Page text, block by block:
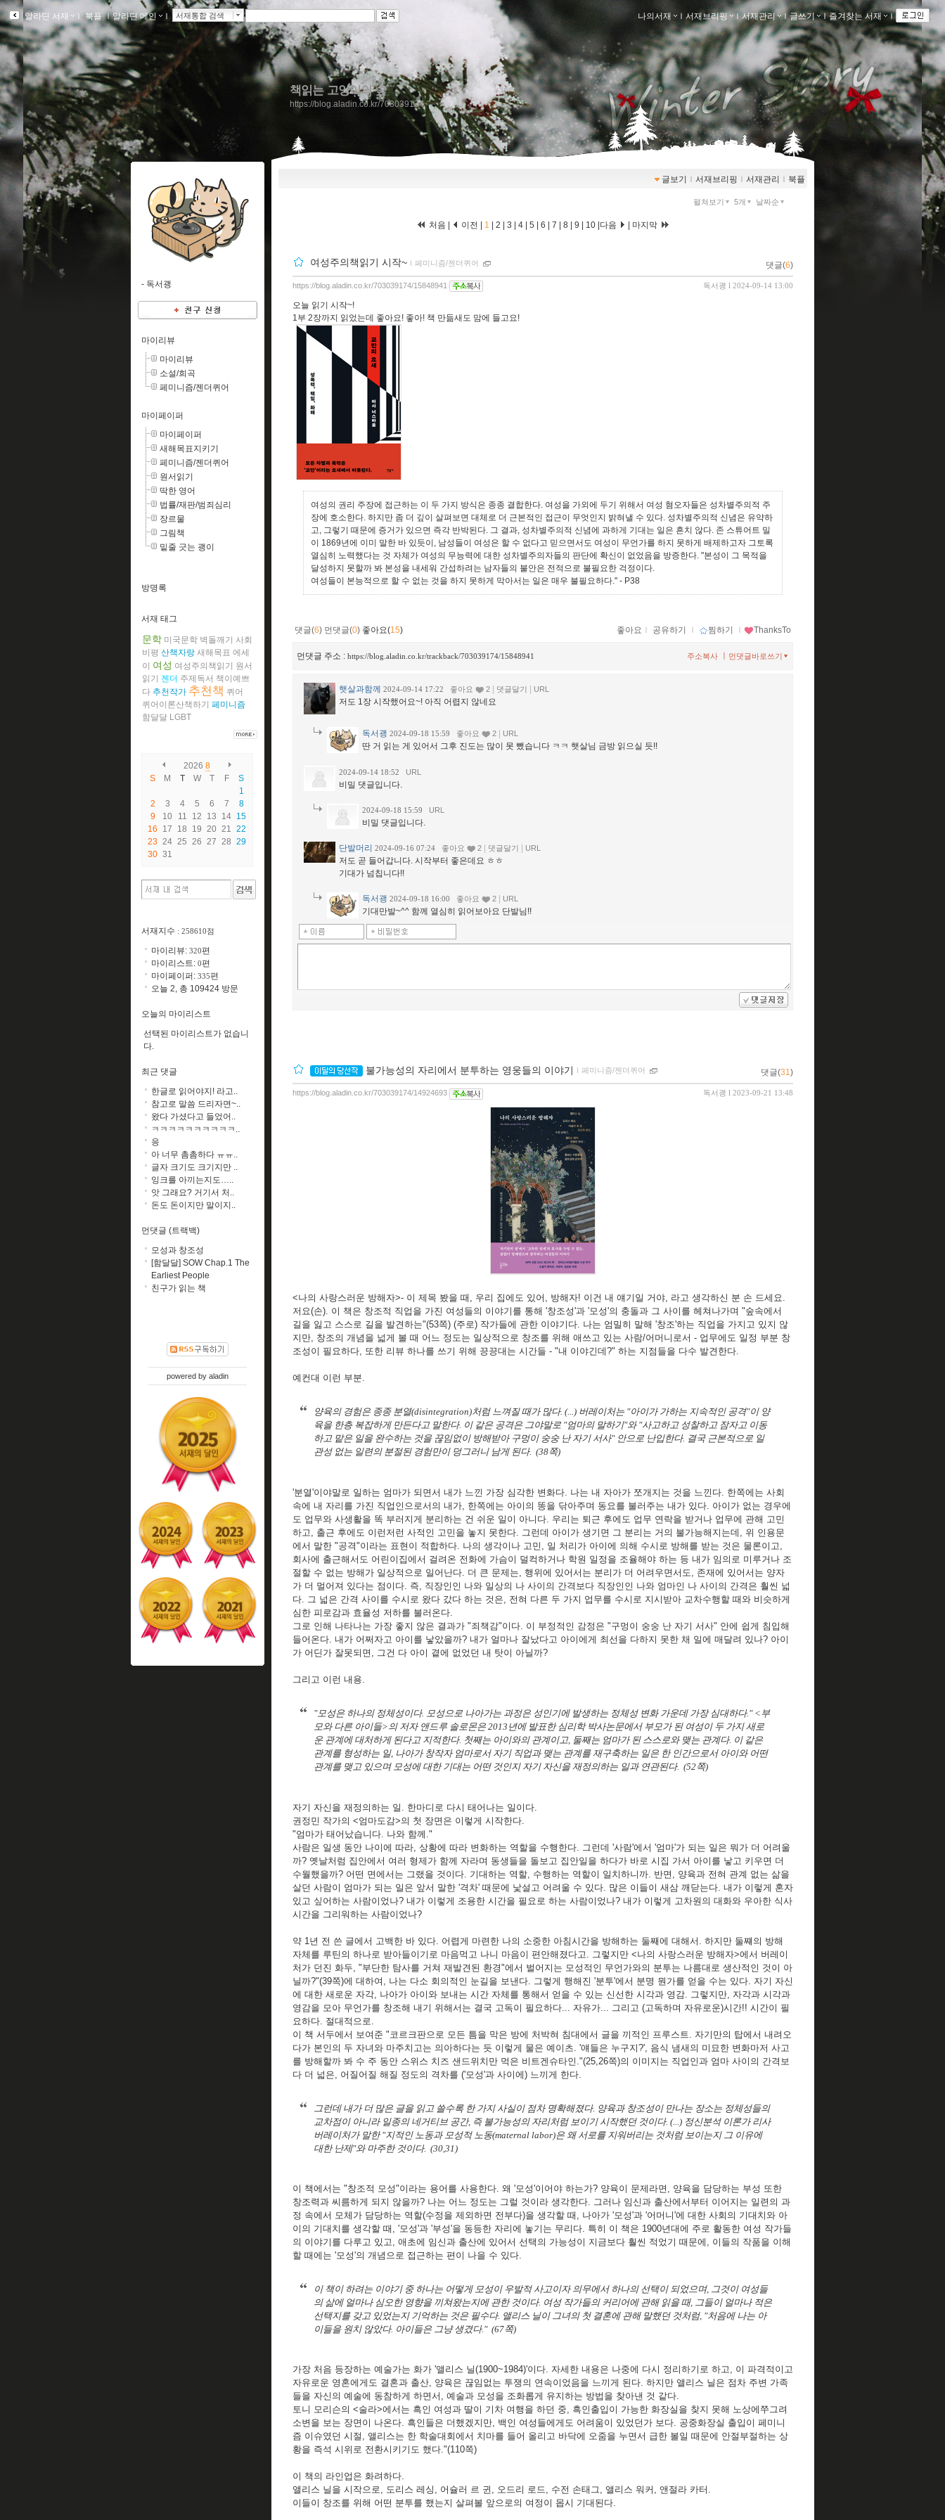
알라딘 서재 ｌ북플ｌ알라딘 메인 ｌ 서재통합 검색 나의서재 ｌ 서재브리핑 ｌ 서재관리 ｌ글쓰기 ｌ즐겨찾는 서재 ｌ
책읽는 고양이의 숲
https://blog.aladin.co.kr/703039174
글보기 ｌ 서재브리핑 ｌ 서재관리 ｌ 북플
펼쳐보기 5개 날짜순
처음 | 이전 | 1 2 3 4 5 6 7 8 9 10 다음 마지막
여성주의책읽기 시작~ ｌ 페미니즘/젠더퀴어 댓글(6)
독서괭 l 2024-09-14 13:00
https://blog.aladin.co.kr/703039174/15848941
오늘 읽기 시작~!
1부 2장까지 읽었는데 좋아요! 좋아! 책 만듦새도 맘에 들고요!
여성의 권리 주장에 접근하는 이 두 가지 방식은 종종 결합한다. 여성을 가외에 두기 위해서 여성 혐오자들은 성차별주의적 주
장에 호소한다. 하지만 좀 더 깊이 살펴보면 대체로 더 근본적인 접근이 무엇인지 밝혀낼 수 있다. 성차별주의적 신념은 유약하
고, 그렇기 때문에 증거가 있으면 즉각 반박된다. 그 결과, 성차별주의적 신념에 과하게 기대는 일은 흔치 않다. 존 스튜어트 밀
이 1869년에 이미 말한 바 있듯이, 남성들이 여성은 할 수 없다고 믿으면서도 여성이 무언가를 하지 못하게 배제하고자 그토록
열심히 노력했다는 것 자체가 여성의 무능력에 대한 성차별주의자들의 판단에 확신이 없었음을 방증한다. "본성이 그 목적을
달성하지 못할까 봐 본성을 내세워 간섭하려는 남자들의 불안은 전적으로 불필요한 걱정이다.
여성들이 본능적으로 할 수 없는 것을 하지 못하게 막아서는 일은 매우 불필요하다." - P38
댓글(6) 먼댓글(0) 좋아요(15) 좋아요 ｌ 공유하기 ｌ 찜하기 ｌ ThanksTo
먼댓글 주소 : https://blog.aladin.co.kr/trackback/703039174/15848941 먼댓글바로쓰기
주소복사
햇살과함께 2024-09-14 17:22 좋아요 2 댓글달기 URL
저도 1장 시작했어요~! 아직 어렵지 않네요
독서괭 2024-09-18 15:59 좋아요 2 URL
딴 거 읽는 게 있어서 그후 진도는 많이 못 뺐습니다 ㅋㅋ 햇살님 금방 읽으실 듯!!
2024-09-14 18:52 URL
비밀 댓글입니다.
2024-09-18 15:59 URL
비밀 댓글입니다.
단발머리 2024-09-16 07:24 좋아요 2 댓글달기 URL
저도 곧 들어갑니다. 시작부터 좋은데요 ㅎㅎ
기대가 넘칩니다!!
독서괭 2024-09-18 16:00 좋아요 2 URL
기대만발~^^ 함께 열심히 읽어보아요 단발님!!
불가능성의 자리에서 분투하는 영웅들의 이야기 ｌ 페미니즘/젠더퀴어 댓글(31)
독서괭 l 2023-09-21 13:48
https://blog.aladin.co.kr/703039174/14924693
<나의 사랑스러운 방해자>- 이 제목 봤을 때, 우리 집에도 있어, 방해자! 이건 내 얘기일 거야, 라고 생각하신 분 손 드세요.
저요(손). 이 책은 창조적 직업을 가진 여성들의 이야기를 통해 '창조성'과 '모성'의 충돌과 그 사이를 헤쳐나가며 "숲속에서
길을 잃고 스스로 길을 발견하는"(53쪽) (주로) 작가들에 관한 이야기다. 나는 엄밀히 말해 '창조'하는 직업을 가지고 있지 않
지만, 창조의 개념을 넓게 볼 때 어느 정도는 일상적으로 창조를 위해 애쓰고 있는 사람/어머니로서 - 업무에도 일정 부분 창
조성이 필요하다, 또한 리뷰 하나를 쓰기 위해 끙끙대는 시간들 - "내 이야긴데?" 하는 지점들을 다수 발견한다.
예컨대 이런 부분.
양육의 경험은 종종 분열(disintegration)처럼 느껴질 때가 많다. (...) 버레이처는 "아이가 가하는 지속적인 공격"이 양
육을 한층 복잡하게 만든다고 말한다. 이 같은 공격은 그야말로 "엄마의 말하기"와 "사고하고 성찰하고 잠자고 이동
하고 맡은 일을 완수하는 것을 끊임없이 방해받아 구멍이 숭숭 난 자기 서사" 안으로 난입한다. 결국 근본적으로 일
관성 없는 일련의 분절된 경험만이 덩그러니 남게 된다. (38쪽)
'분열'이야말로 일하는 엄마가 되면서 내가 느낀 가장 심각한 변화다. 나는 내 자아가 쪼개지는 것을 느낀다. 한쪽에는 사회
속에 내 자리를 가진 직업인으로서의 내가, 한쪽에는 아이의 똥을 닦아주며 동요를 불러주는 내가 있다. 아이가 없는 경우에
도 업무와 사생활을 똑 부러지게 분리하는 건 쉬운 일이 아니다. 우리는 퇴근 후에도 업무 연락을 받거나 업무에 관해 고민
하고, 출근 후에도 이런저런 사적인 고민을 놓지 못한다. 그런데 아이가 생기면 그 분리는 거의 불가능해지는데, 위 인용문
에서 말한 "공격"이라는 표현이 적합하다. 나의 생각이나 고민, 일 처리가 아이에 의해 수시로 방해를 받는 것은 물론이고,
회사에 출근해서도 어린이집에서 걸려온 전화에 가슴이 덜컥하거나 학원 일정을 조율해야 하는 등 내가 임의로 미루거나 조
절할 수 없는 방해가 일상적으로 일어난다. 더 큰 문제는, 행위에 있어서는 분리가 더 어려우면서도, 존재에 있어서는 양자
가 더 멀어져 있다는 점이다. 즉, 직장인인 나와 일상의 나 사이의 간격보다 직장인인 나와 엄마인 나 사이의 간격은 훨씬 넓
다. 그 넓은 간격 사이를 수시로 왔다 갔다 하는 것은, 전혀 다른 두 가지 업무를 수시로 지시받아 교차수행할 때와 비슷하게
심한 피로감과 효율성 저하를 불러온다.
그로 인해 나타나는 가장 좋지 않은 결과가 "죄책감"이다. 이 부정적인 감정은 "구멍이 숭숭 난 자기 서사" 안에 쉽게 침입해
들어온다. 내가 어쩌자고 아이를 낳았을까? 내가 얼마나 잘났다고 아이에게 최선을 다하지 못한 채 일에 매달려 있나? 아이
가 어딘가 잘못되면, 그건 다 아이 곁에 없었던 내 탓이 아닐까?
그리고 이런 내용.
"모성은 하나의 정체성이다. 모성으로 나아가는 과정은 성인기에 발생하는 정체성 변화 가운데 가장 심대하다." <부
모와 다른 아이들>의 저자 앤드루 솔로몬은 2013년에 발표한 심리학 박사논문에서 부모가 된 여성이 두 가지 새로
운 관계에 대처하게 된다고 지적한다. 첫째는 아이와의 관계이고, 둘째는 엄마가 된 스스로와 맺는 관계다. 이 같은
관계를 형성하는 일, 나아가 창작자 엄마로서 자기 직업과 맺는 관계를 재구축하는 일은 한 인간으로서 아이와 어떤
관계를 맺고 있으며 모성에 대한 기대는 어떤 것인지 자기 자신을 재정의하는 일과 연관된다. (52쪽)
자기 자신을 재정의하는 일. 한마디로 다시 태어나는 일이다.
권정민 작가의 <엄마도감>의 첫 장면은 이렇게 시작한다.
"엄마가 태어났습니다. 나와 함께."
사람은 일생 동안 나이에 따라, 상황에 따라 변화하는 역할을 수행한다. 그런데 '사람'에서 '엄마'가 되는 일은 뭐가 더 어려울
까? 옛날처럼 집안에서 여러 형제가 함께 자라며 동생들을 돌보고 집안일을 하다가 바로 시집 가서 아이를 낳고 키우면 더
수월했을까? 어떤 면에서는 그랬을 것이다. 기대하는 역할, 수행하는 역할이 일치하니까. 반면, 양육과 전혀 관계 없는 삶을
살던 사람이 엄마가 되는 일은 앞서 말한 '격차' 때문에 낯설고 어려울 수 있다. 많은 이들이 새삼 깨닫는다. 내가 이렇게 혼자
있고 싶어하는 사람이었나? 내가 이렇게 조용한 시간을 필요로 하는 사람이었나? 내가 이렇게 고차원의 대화와 우아한 식사
시간을 그리워하는 사람이었나?
약 1년 전 쓴 글에서 고백한 바 있다. 어렵게 마련한 나의 소중한 아침시간을 방해하는 둘째에 대해서. 하지만 둘쨰의 방해
자체를 루틴의 하나로 받아들이기로 마음먹고 나니 마음이 편안해졌다고. 그렇지만 <나의 사랑스러운 방해자>에서 버레이
처가 던진 화두, "부단한 탐사를 거쳐 재발견된 환경"에서 벌어지는 모성적인 무언가와의 분투는 나름대로 생산적인 것이 아
닐까?"(39쪽)에 대하여, 나는 다소 회의적인 눈길을 보낸다. 그렇게 행해진 '분투'에서 분명 뭔가를 얻을 수는 있다. 자기 자신
에 대한 새로운 자각, 나아가 아이와 보내는 시간 자체를 통해서 얻을 수 있는 신선한 시각과 영감. 그렇지만, 자각과 시각과
영감을 모아 무언가를 창조해 내기 위해서는 결국 고독이 필요하다... 자유가... 그리고 (고독하며 자유로운)시간!! 시간이 필
요하다. 절대적으로.
이 책 서두에서 보여준 "코르크판으로 모든 틈을 막은 방에 처박혀 침대에서 글을 끼적인 프루스트. 자기만의 탑에서 내려오
다가 본인의 두 자녀와 마주치고는 의아하다는 듯 이렇게 물은 예이츠. '얘들은 누구지?', 음식 냄새의 미묘한 변화마저 사고
를 방해할까 봐 수 주 동안 스위스 치즈 샌드위치만 먹은 비트겐슈타인."(25,26쪽)의 이미지는 직업인과 엄마 사이의 간격보
다 더 넓은, 어질어질 해질 정도의 격차를 ('모성'과 사이에) 느끼게 한다.
그런데 내가 더 많은 글을 읽고 쓸수록 한 가지 사실이 점차 명확해졌다. 양육과 창조성이 만나는 장소는 정체성들의
교차점이 아니라 일종의 네거티브 공간, 즉 불가능성의 자리처럼 보이기 시작했던 것이다. (...) 정신분석 이론가 리사
버레이처가 말한 "지적인 노동과 모성적 노동(maternal labor)은 왜 서로를 지워버리는 것처럼 보이는지 그 이유에
대한 난제"와 마주한 것이다. (30,31)
이 책에서는 "창조적 모성"이라는 용어를 사용한다. 왜 '모성'이어야 하는가? 양육이 문제라면, 양육을 담당하는 부성 또한
창조력과 씨름하게 되지 않을까? 나는 어느 정도는 그럴 것이라 생각한다. 그러나 임신과 출산에서부터 이어지는 일련의 과
정 속에서 모체가 담당하는 역할(수정을 제외하면 전부다)을 생각할 때, 나아가 '모성'과 '어머니'에 대한 사회의 기대치와 아
이의 기대치를 생각할 때, '모성'과 '부성'을 동등한 자리에 놓기는 무리다. 특히 이 책은 1900년대에 주로 활동한 여성 작가들
의 이야기를 다루고 있고, 애초에 임신과 출산에 있어서 선택의 가능성이 지금보다 훨씬 적었기 때문에, 이들의 작품을 이해
할 때에는 '모성'의 개념으로 접근하는 편이 나을 수 있다.
이 책이 하려는 이야기 중 하나는 어떻게 모성이 우발적 사고이자 의무에서 하나의 선택이 되었으며, 그것이 여성들
의 삶에 얼마나 심오한 영향을 끼쳐왔는지에 관한 것이다. 여성 작가들의 커리어에 관해 읽을 때, 그들이 얼마나 적은
선택지를 갖고 있었는지 기억하는 것은 필수다. 앨리스 닐이 그녀의 첫 결혼에 관해 말했던 것처럼, "처음에 나는 아
이들을 원치 않았다. 아이들은 그냥 생겼다." (67쪽)
가장 처음 등장하는 예술가는 화가 '앨리스 닐(1900~1984)'이다. 자세한 내용은 나중에 다시 정리하기로 하고, 이 파격적이고
자유로운 영혼에게도 결혼과 출산, 양육은 끊임없는 투쟁의 연속이었음을 느끼게 된다. 하지만 앨리스 닐은 점차 주변 가족
들을 자신의 예술에 동참하게 하면서, 예술과 모성을 조화롭게 유지하는 방법을 찾아낸 것 같다.
토니 모리슨의 <술라>에서는 흑인 여성과 딸이 기차 여행을 하던 중, 흑인출입이 가능한 화장실을 찾지 못해 노상에쭈그려
소변을 보는 장면이 나온다. 흑인들은 더했겠지만, 백인 여성들에게도 어려움이 있었던가 보다. 공중화장실 출입이 페미니
즘 이슈였던 시절, 앨리스는 한 학술대회에서 치마를 들어 올리고 바닥에 오줌을 누면서 급한 볼일 때문에 안절부절하는 상
황을 즉석 시위로 전환시키기도 했다."(110쪽)
이 책의 라인업은 화려하다.
앨리스 닐을 시작으로, 도리스 레싱, 어슐러 르 귄, 오드리 로드, 수전 손태그, 앨리스 워커, 앤절라 카터.
이들이 창조를 위해 어떤 분투를 했는지 살펴볼 앞으로의 여정이 몹시 기대된다.
- 독서괭
마이리뷰
마이리뷰
소설/희곡
페미니즘/젠더퀴어
마이페이퍼
마이페이퍼
새해목표지키기
페미니즘/젠더퀴어
원서읽기
딱한 영어
법률/재판/범죄심리
장르물
그림책
밑줄 긋는 괭이
방명록
서재 태그
문학 미국문학 벽돌깨기
사회
비평 산책자랑 새해목표 에세
이
여성 여성주의책읽기
원서
읽기
젠더 주제독서 책이예쁘
다 추천작가 추천책 퀴어
퀴어이론산책하기 페미니즘
함달달 LGBT
2026 8
S
M T W T F
S
1
2
3 4 5 6 7
8
9
10 11 12 13 14 15
16
17 18 19 20 21 22
23 24 25 26 27 28 29
30 31
서재지수 : 258610점
마이리뷰: 320편
마이리스트: 0편
마이페이퍼: 335편
오늘 2, 총 109424 방문
오늘의 마이리스트
선택된 마이리스트가 없습니
다.
최근 댓글
한글로 읽어야지! 라고..
참고로 말씀 드리자면~..
왔다 가셨다고 들었어..
ㅋㅋㅋㅋㅋㅋㅋㅋㅋㅋ..
응
아 너무 촘촘하다 ㅠㅠ..
글자 크기도 크기지만 ..
잉크를 아끼는지도…..
앗 그래요? 거기서 처..
돈도 돈이지만 말이지..
먼댓글 (트랙백)
모성과 창조성
[함달달] SOW Chap.1 The
Earliest People
친구가 읽는 책
powered by aladin